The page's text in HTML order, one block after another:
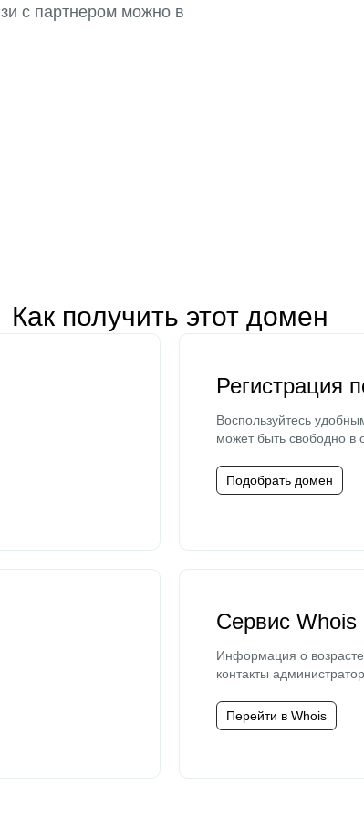
с партнером можно в
Как получить этот домен
Регистрация
Воспользуйтесь
может быть свободно в
Подобрать домен
Сервис Whois
Информация о
контакты
Перейти в Whois